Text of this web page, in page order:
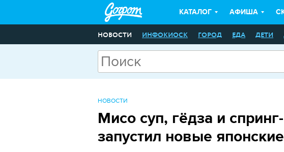
КАТАЛОГ АФИША
НОВОСТИ ИНФОКИОСК ГОРОД ЕДА ДЕТИ
НОВОСТИ
Мисо суп, гёдза и
запустил новые